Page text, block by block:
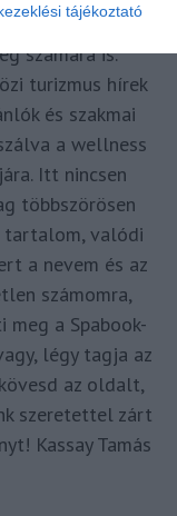
tájékoztató
szakma
számára is.
turizmus hírek
és szakmai
a wellness
Itt nincsen
többszörösen
tartalom, valódi
a nevem és az
számomra,
meg a Spabook-
légy tagja az
az oldalt,
szeretettel zárt
Kassay Tamás